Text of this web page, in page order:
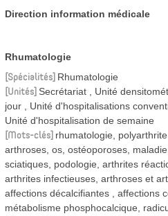
Direction information médicale
Rhumatologie
Spécialités Rhumatologie
Unités Secrétariat Unité
jour
Unité d'hospitalisations
Unité d'hospitalisation de semaine
Mots-clés rhumatologie,
arthroses, os, ostéoporoses,
sciatiques, podologie, arthrites
arthrites infectieuses, arthroses et
affections décalcifiantes , affections
métabolisme phosphocalcique,